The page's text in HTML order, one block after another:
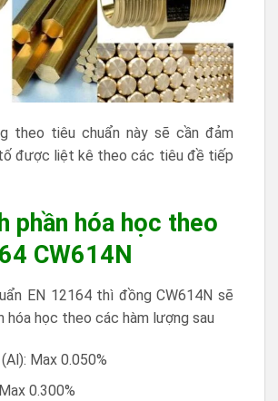
theo tiêu chuẩn này sẽ cần đảm
được liệt kê theo các tiêu đề tiếp
phần hóa học theo
CW614N
EN 12164 thì đồng CW614N sẽ
hóa học theo các hàm lượng sau
Max 0.050%
0.300%